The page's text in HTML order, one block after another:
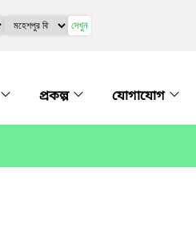
দেখুন
প্রকল্প যোগাযোগ